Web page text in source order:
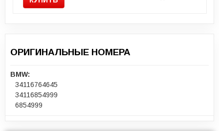
ОРИГИНАЛЬНЫЕ НОМЕРА
BMW:
34116764645
34116854999
6854999